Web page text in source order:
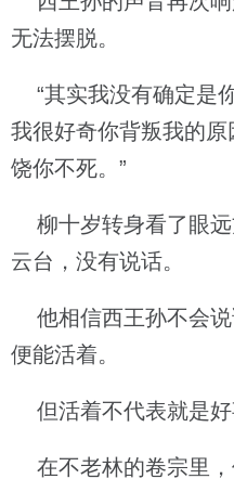
无法摆脱。
“其实我没有确定是
我很好奇你背叛我的
饶你不死。”
柳十岁转身看了眼远
云台，没有说话。
他相信西王孙不会说
便能活着。
但活着不代表就是好
在不老林的卷宗里，